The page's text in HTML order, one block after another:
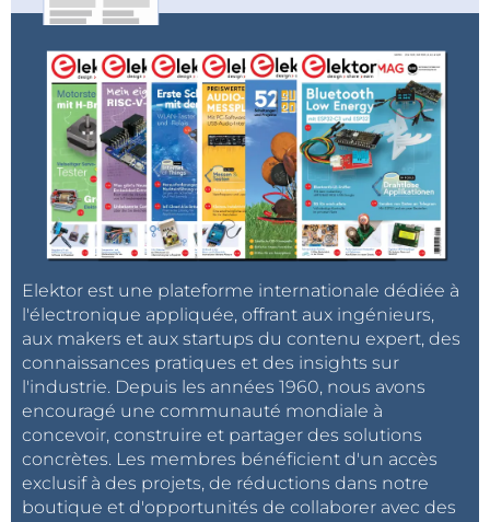
Elektor est une plateforme internationale dédiée à
l'électronique appliquée, offrant aux ingénieurs,
aux makers et aux startups du contenu expert, des
connaissances pratiques et des insights sur
l'industrie. Depuis les années 1960, nous avons
encouragé une communauté mondiale à
concevoir, construire et partager des solutions
concrètes. Les membres bénéficient d'un accès
exclusif à des projets, de réductions dans notre
boutique et d'opportunités de collaborer avec des